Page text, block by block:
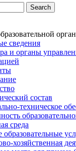
сведения
и органы
состав
техническое
среда
хозяйственная